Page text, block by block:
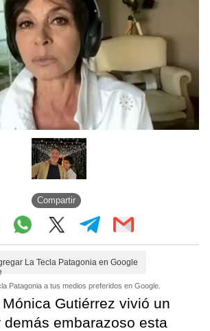
Compartir
La Tecla Patagonia en Google
Patagonia a tus medios preferidos en Google.
Gutiérrez vivió un
demás embarazoso esta